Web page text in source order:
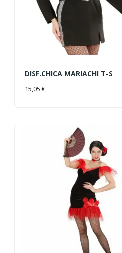
DISF.CHICA MARIACHI T-S
15,05 €AÑADIR AL CARRITO